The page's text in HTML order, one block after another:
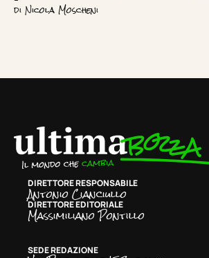
di Nicola Moscheni
DIRETTORE RESPONSABILE
Antonio Cianciullo
DIRETTORE EDITORIALE
Massimiliano Pontillo
SEDE REDAZIONE